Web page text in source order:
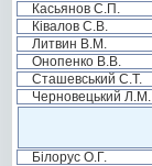
Касьянов С.П.
Ківалов С.В.
Литвин В.М.
Онопенко В.В.
Сташевський С.Т.
Черновецький Л.М.
Білорус О.Г.